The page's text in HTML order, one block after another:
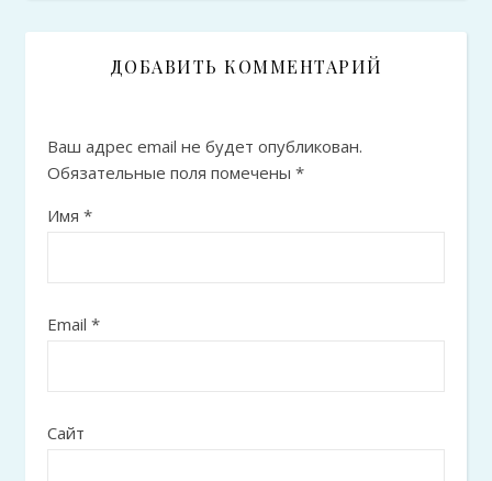
ДОБАВИТЬ КОММЕНТАРИЙ
Ваш адрес email не будет опубликован.
Обязательные поля помечены *
Имя *
Email *
Сайт